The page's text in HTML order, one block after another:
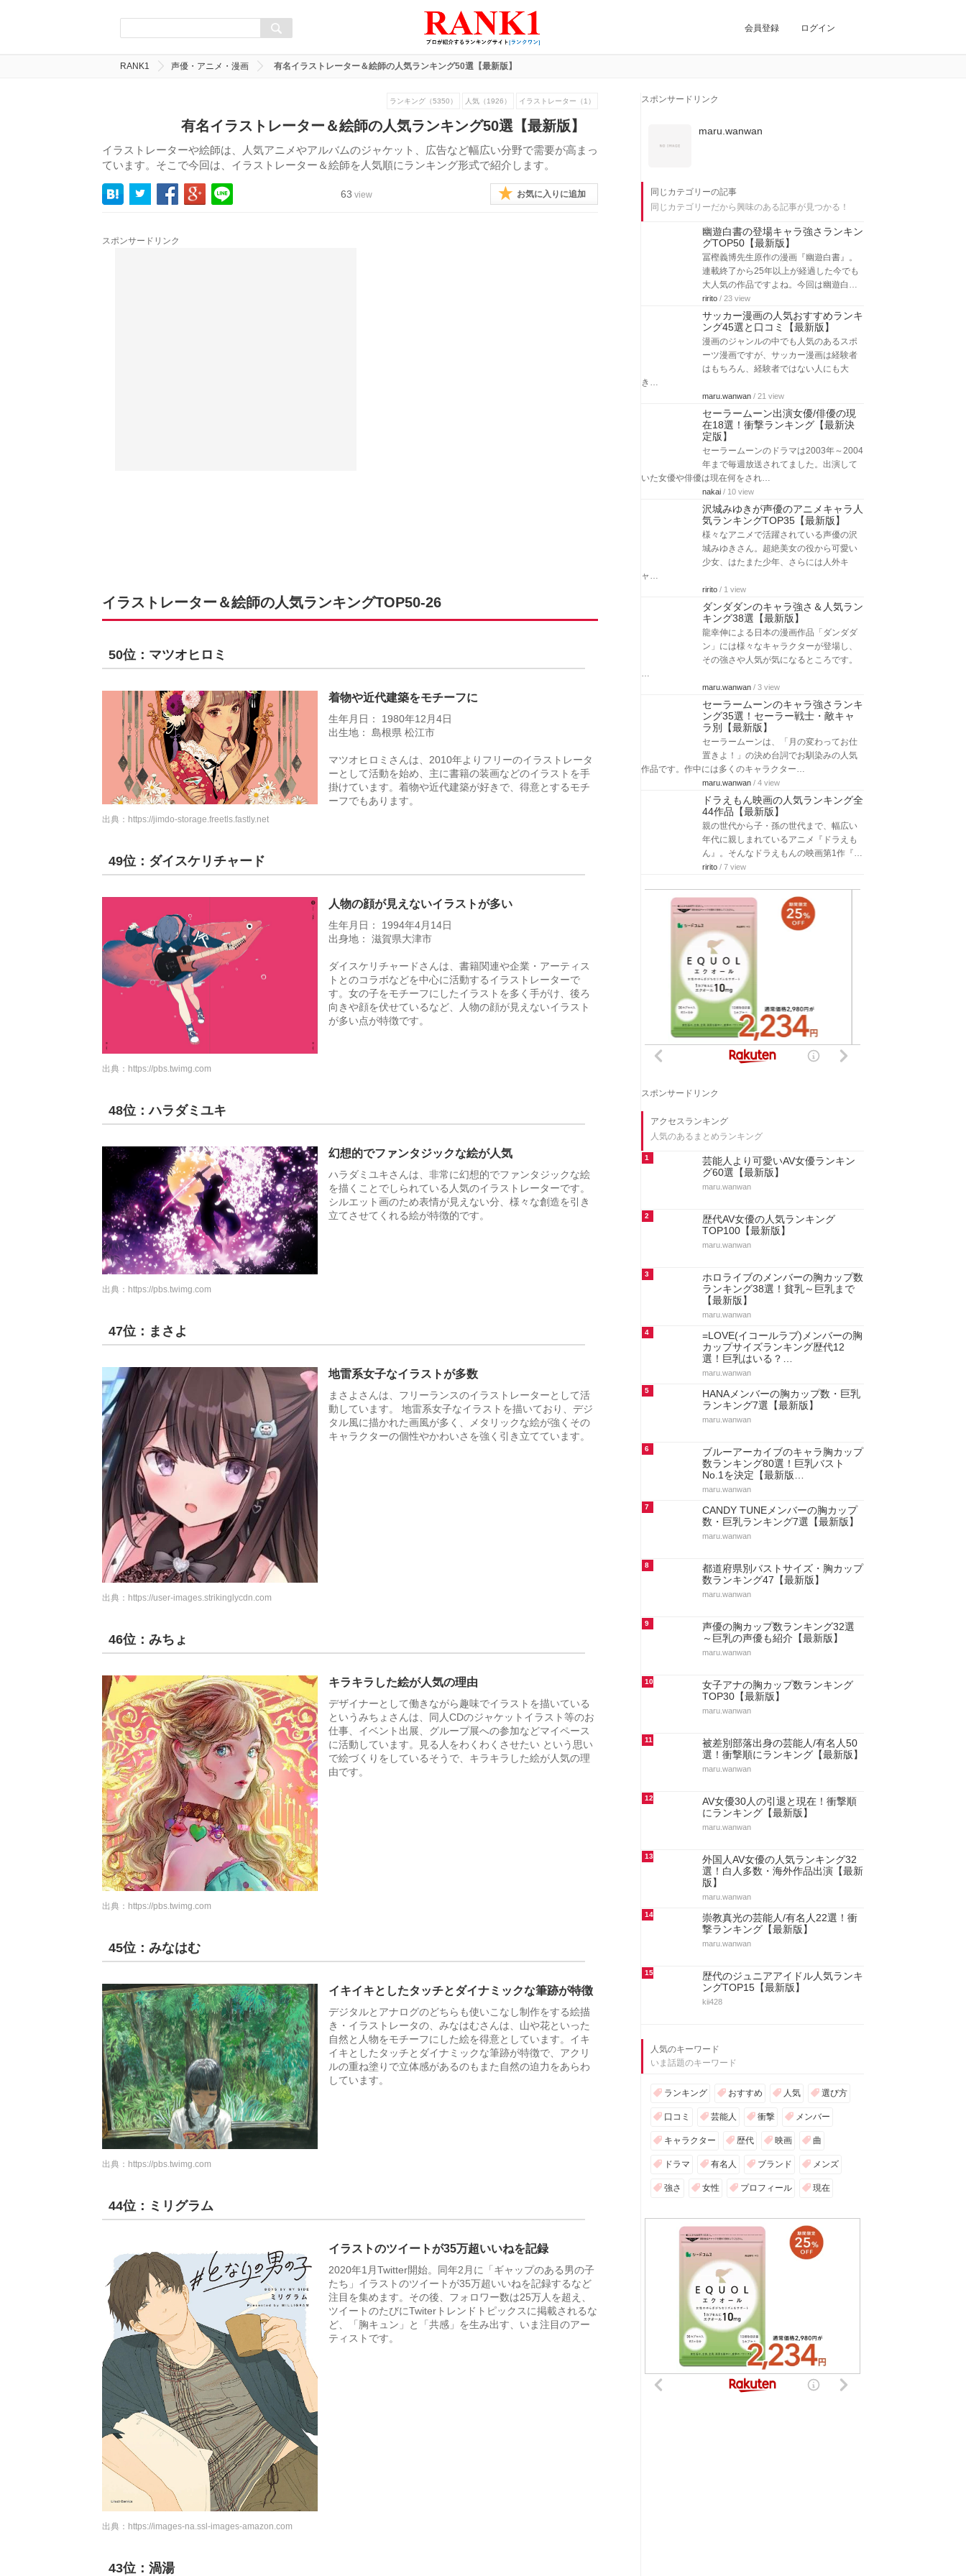
会員登録 ログイン
RANK1 声優・アニメ・漫画 有名イラストレーター＆絵師の人気ランキング50選【最新版】
ランキング（5350） 人気（1926） イラストレーター（1）
有名イラストレーター＆絵師の人気ランキング50選【最新版】
イラストレーターや絵師は、人気アニメやアルバムのジャケット、広告など幅広い分野で需要が高まっ
ています。そこで今回は、イラストレーター＆絵師を人気順にランキング形式で紹介します。
63 view お気に入りに追加
スポンサードリンク
イラストレーター＆絵師の人気ランキングTOP50-26
50位：マツオヒロミ
着物や近代建築をモチーフに
生年月日： 1980年12月4日
出生地： 島根県 松江市
マツオヒロミさんは、2010年よりフリーのイラストレータ
ーとして活動を始め、主に書籍の装画などのイラストを手
掛けています。着物や近代建築が好きで、得意とするモチ
ーフでもあります。
出典： https://jimdo-storage.freetls.fastly.net
49位：ダイスケリチャード
人物の顔が見えないイラストが多い
生年月日： 1994年4月14日
出身地： 滋賀県大津市
ダイスケリチャードさんは、書籍関連や企業・アーティス
トとのコラボなどを中心に活動するイラストレーターで
す。女の子をモチーフにしたイラストを多く手がけ、後ろ
向きや顔を伏せているなど、人物の顔が見えないイラスト
が多い点が特徴です。
出典： https://pbs.twimg.com
48位：ハラダミユキ
幻想的でファンタジックな絵が人気
ハラダミユキさんは、非常に幻想的でファンタジックな絵
を描くことでしられている人気のイラストレーターです。
シルエット画のため表情が見えない分、様々な創造を引き
立てさせてくれる絵が特徴的です。
出典： https://pbs.twimg.com
47位：まさよ
地雷系女子なイラストが多数
まさよさんは、フリーランスのイラストレーターとして活
動しています。 地雷系女子なイラストを描いており、デジ
タル風に描かれた画風が多く、メタリックな絵が強くその
キャラクターの個性やかわいさを強く引き立てています。
出典： https://user-images.strikinglycdn.com
46位：みちょ
キラキラした絵が人気の理由
デザイナーとして働きながら趣味でイラストを描いている
というみちょさんは、同人CDのジャケットイラスト等のお
仕事、イベント出展、グループ展への参加などマイペース
に活動しています。見る人をわくわくさせたい という思い
で絵づくりをしているそうで、キラキラした絵が人気の理
由です。
出典： https://pbs.twimg.com
45位：みなはむ
イキイキとしたタッチとダイナミックな筆跡が特徴
デジタルとアナログのどちらも使いこなし制作をする絵描
き・イラストレータの、みなはむさんは、山や花といった
自然と人物をモチーフにした絵を得意としています。イキ
イキとしたタッチとダイナミックな筆跡が特徴で、アクリ
ルの重ね塗りで立体感があるのもまた自然の迫力をあらわ
しています。
出典： https://pbs.twimg.com
44位：ミリグラム
イラストのツイートが35万超いいねを記録
2020年1月Twitter開始。同年2月に「ギャップのある男の子
たち」イラストのツイートが35万超いいねを記録するなど
注目を集めます。その後、フォロワー数は25万人を超え、
ツイートのたびにTwiterトレンドトピックスに掲載されるな
ど、「胸キュン」と「共感」を生み出す、いま注目のアー
ティストです。
出典： https://images-na.ssl-images-amazon.com
43位：渦湯
スポンサードリンク
maru.wanwan
同じカテゴリーの記事
同じカテゴリーだから興味のある記事が見つかる！
幽遊白書の登場キャラ強さランキン
グTOP50【最新版】
冨樫義博先生原作の漫画『幽遊白書』。
連載終了から25年以上が経過した今でも
大人気の作品ですよね。今回は幽遊白…
ririto / 23 view
サッカー漫画の人気おすすめランキ
ング45選と口コミ【最新版】
漫画のジャンルの中でも人気のあるスポ
ーツ漫画ですが、サッカー漫画は経験者
はもちろん、経験者ではない人にも大
き…
maru.wanwan / 21 view
セーラームーン出演女優/俳優の現
在18選！衝撃ランキング【最新決
定版】
セーラームーンのドラマは2003年～2004
年まで毎週放送されてました。出演して
いた女優や俳優は現在何をされ…
nakai / 10 view
沢城みゆきが声優のアニメキャラ人
気ランキングTOP35【最新版】
様々なアニメで活躍されている声優の沢
城みゆきさん。超絶美女の役から可愛い
少女、はたまた少年、さらには人外キ
ャ…
ririto / 1 view
ダンダダンのキャラ強さ＆人気ラン
キング38選【最新版】
龍幸伸による日本の漫画作品「ダンダダ
ン」には様々なキャラクターが登場し、
その強さや人気が気になるところです。
…
maru.wanwan / 3 view
セーラームーンのキャラ強さランキ
ング35選！セーラー戦士・敵キャ
ラ別【最新版】
セーラームーンは、「月の変わってお仕
置きよ！」の決め台詞でお馴染みの人気
作品です。作中には多くのキャラクター…
maru.wanwan / 4 view
ドラえもん映画の人気ランキング全
44作品【最新版】
親の世代から子・孫の世代まで、幅広い
年代に親しまれているアニメ『ドラえも
ん』。そんなドラえもんの映画第1作『…
ririto / 7 view
スポンサードリンク
アクセスランキング
人気のあるまとめランキング
1
芸能人より可愛いAV女優ランキン
グ60選【最新版】
maru.wanwan
2
歴代AV女優の人気ランキング
TOP100【最新版】
maru.wanwan
3
ホロライブのメンバーの胸カップ数
ランキング38選！貧乳～巨乳まで
【最新版】
maru.wanwan
4
=LOVE(イコールラブ)メンバーの胸
カップサイズランキング歴代12
選！巨乳はいる？…
maru.wanwan
5
HANAメンバーの胸カップ数・巨乳
ランキング7選【最新版】
maru.wanwan
6
ブルーアーカイブのキャラ胸カップ
数ランキング80選！巨乳バスト
No.1を決定【最新版…
maru.wanwan
7
CANDY TUNEメンバーの胸カップ
数・巨乳ランキング7選【最新版】
maru.wanwan
8
都道府県別バストサイズ・胸カップ
数ランキング47【最新版】
maru.wanwan
9
声優の胸カップ数ランキング32選
～巨乳の声優も紹介【最新版】
maru.wanwan
10
女子アナの胸カップ数ランキング
TOP30【最新版】
maru.wanwan
11
被差別部落出身の芸能人/有名人50
選！衝撃順にランキング【最新版】
maru.wanwan
12
AV女優30人の引退と現在！衝撃順
にランキング【最新版】
maru.wanwan
13
外国人AV女優の人気ランキング32
選！白人多数・海外作品出演【最新
版】
maru.wanwan
14
崇教真光の芸能人/有名人22選！衝
撃ランキング【最新版】
maru.wanwan
15
歴代のジュニアアイドル人気ランキ
ングTOP15【最新版】
kii428
人気のキーワード
いま話題のキーワード
ランキング おすすめ 人気 選び方
口コミ 芸能人 衝撃 メンバー
キャラクター 歴代 映画 曲
ドラマ 有名人 ブランド メンズ
強さ 女性 プロフィール 現在